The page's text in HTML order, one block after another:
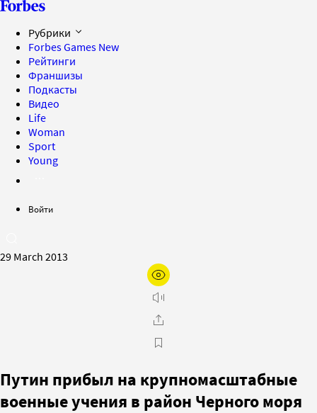
Рубрики
Forbes Games New
Рейтинги
Франшизы
Подкасты
Видео
Life
Woman
Sport
Young
Войти
29 March 2013
Путин прибыл на крупномасштабные
военные учения в район Черного моря